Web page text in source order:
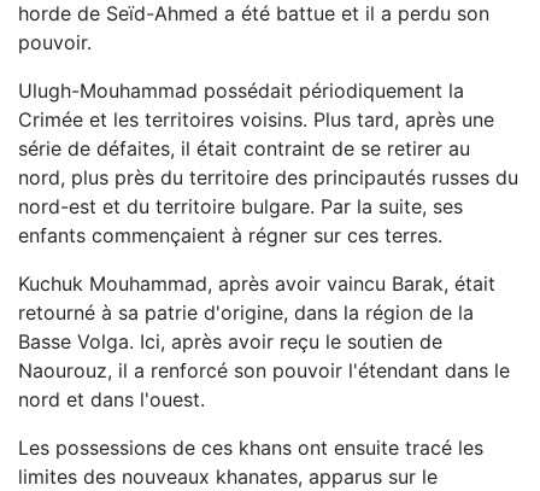
horde de Seïd-Ahmed a été battue et il a perdu son
pouvoir.
Ulugh-Mouhammad possédait périodiquement la
Crimée et les territoires voisins. Plus tard, après une
série de défaites, il était contraint de se retirer au
nord, plus près du territoire des principautés russes du
nord-est et du territoire bulgare. Par la suite, ses
enfants commençaient à régner sur ces terres.
Kuchuk Mouhammad, après avoir vaincu Barak, était
retourné à sa patrie d'origine, dans la région de la
Basse Volga. Ici, après avoir reçu le soutien de
Naourouz, il a renforcé son pouvoir l'étendant dans le
nord et dans l'ouest.
Les possessions de ces khans ont ensuite tracé les
limites des nouveaux khanates, apparus sur le